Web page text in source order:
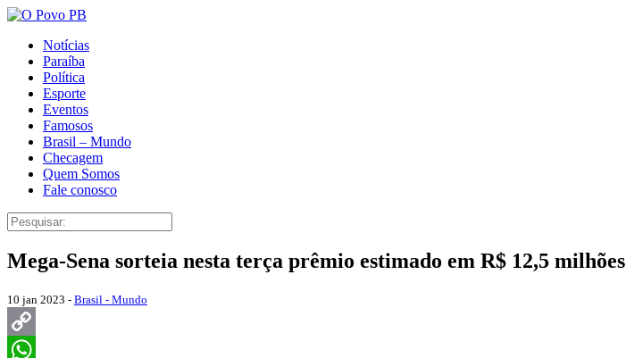
Notícias
Paraíba
Política
Esporte
Eventos
Famosos
Brasil – Mundo
Checagem
Quem Somos
Fale conosco
Mega-Sena sorteia nesta terça prêmio estimado em R$ 12,5 milhões
10 jan 2023 - Brasil - Mundo
Copy